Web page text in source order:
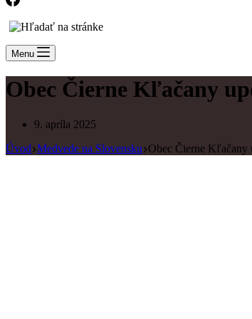
Menu
Obec Čierne Kľačany
9. apríla 2025
Úvod Medvede na Slovensku Obec Čierne Kľačany